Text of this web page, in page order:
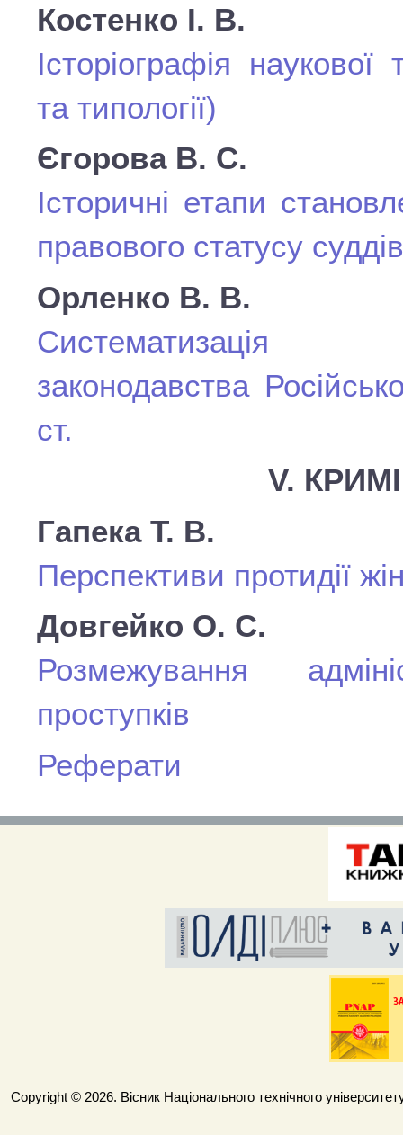
Костенко І. В.
Історіографія
та типології)
Єгорова В. С.
Історичні етапи
правового статусу
Орленко В. В.
Систематизація
законодавства
ст.
V.
Гапека Т. В.
Перспективи протидії
Довгейко О. С.
Розмежування
проступків
Реферати
Copyright © 2026. Вісник Національного технічного